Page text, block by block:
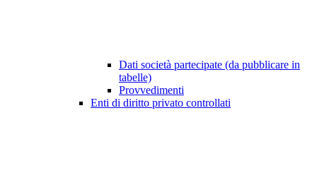
Dati società partecipate (da pubblicare in
tabelle)
Provvedimenti
Enti di diritto privato controllati